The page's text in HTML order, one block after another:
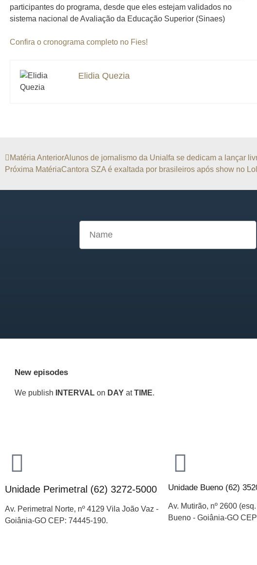
participantes do programa, desde que eles estejam validados no
sistema nacional de Avaliação da Educação Superior (Sinaes)
Confira o cronograma completo no Fies!
Elidia Quezia
Matéria AnteriorAlunos de jornalismo da Unialfa se dedicam a lançar
Próxima MatériaCantora SZA é exaltada por brasileiros após show no
New episodes
We publish INTERVAL on DAY atTIME.
Unidade Perimetral (62) 3272-5000
Av. Perimetral Norte, nº 4129 Vila João Vaz -
Goiânia-GO CEP: 74445-190.
Unidade Bueno (62)
Av. Mutirão, nº 2600
Bueno - Goiânia-GO